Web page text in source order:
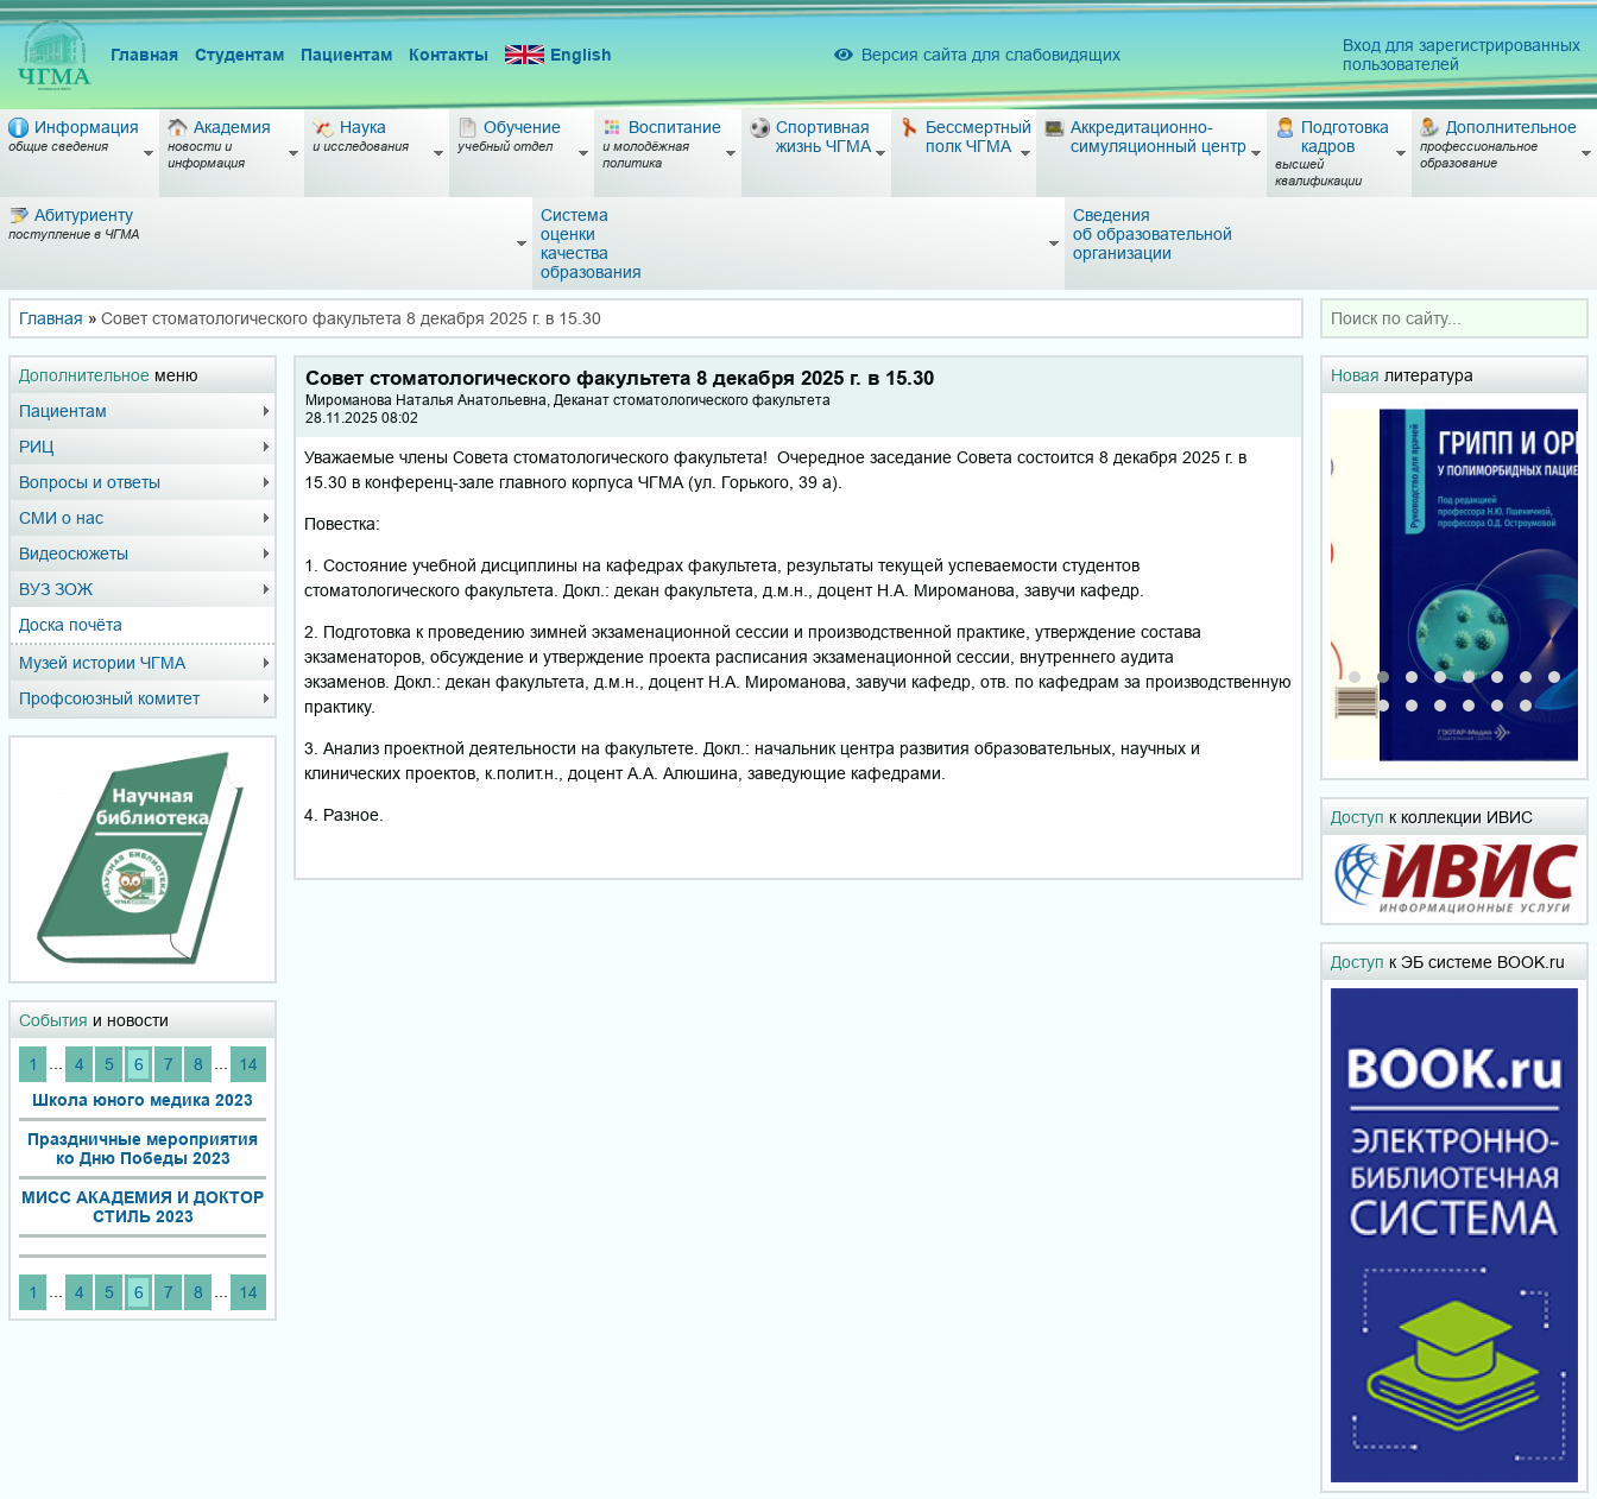
Главная Студентам Пациентам Контакты English Версия сайта для слабовидящих
Вход для зарегистрированных
пользователей
Информация
общие сведения
Академия
новости и
информация
Наука
и исследования
Обучение
учебный отдел
Воспитание
и молодёжная
политика
Спортивная
жизнь ЧГМА
Бессмертный
полк ЧГМА
Аккредитационно-
симуляционный центр
Подготовка
кадров
высшей
квалификации
Дополнительное
профессиональное
образование
Абитуриенту
поступление в ЧГМА
Система
оценки
качества
образования
Сведения
об образовательной
организации
Главная » Совет стоматологического факультета 8 декабря 2025 г. в 15.30
Дополнительное меню
Пациентам
РИЦ
Вопросы и ответы
СМИ о нас
Видеосюжеты
ВУЗ ЗОЖ
Доска почёта
Музей истории ЧГМА
Профсоюзный комитет
События и новости
1 ... 4 5 6 7 8 ...
14
Школа юного медика 2023
Праздничные мероприятия
ко Дню Победы 2023
МИСС АКАДЕМИЯ И ДОКТОР
СТИЛЬ 2023
1 ... 4 5 6 7 8 ... 14
Совет стоматологического факультета 8 декабря 2025 г. в 15.30
Мироманова Наталья Анатольевна, Деканат стоматологического факультета
28.11.2025 08:02
Уважаемые члены Совета стоматологического факультета! Очередное заседание Совета состоится 8 декабря 2025 г. в
15.30 в конференц-зале главного корпуса ЧГМА (ул. Горького, 39 а).
Повестка:
1. Состояние учебной дисциплины на кафедрах факультета, результаты текущей успеваемости студентов
стоматологического факультета. Докл.: декан факультета, д.м.н., доцент Н.А. Мироманова, завучи кафедр.
2. Подготовка к проведению зимней экзаменационной сессии и производственной практике, утверждение состава
экзаменаторов, обсуждение и утверждение проекта расписания экзаменационной сессии, внутреннего аудита
экзаменов. Докл.: декан факультета, д.м.н., доцент Н.А. Мироманова, завучи кафедр, отв. по кафедрам за производственную
практику.
3. Анализ проектной деятельности на факультете. Докл.: начальник центра развития образовательных, научных и
клинических проектов, к.полит.н., доцент А.А. Алюшина, заведующие кафедрами.
4. Разное.
Новая литература
Доступ к коллекции ИВИС
Доступ к ЭБ системе BOOK.ru